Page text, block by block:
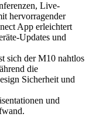
Live-
hervorragender
App erleichtert
Updates und
sich der M10 nahtlos
die
Sicherheit und
und